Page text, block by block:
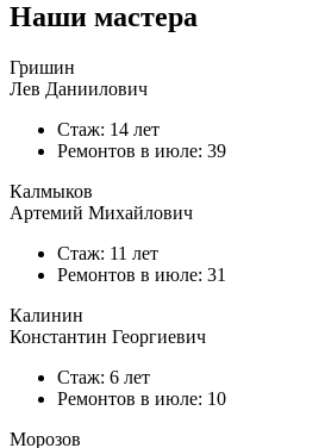
Наши мастера
Гришин
Лев Даниилович
Стаж: 14 лет
Ремонтов в июле: 39
Калмыков
Артемий Михайлович
Стаж: 11 лет
Ремонтов в июле: 31
Калинин
Константин Георгиевич
Стаж: 6 лет
Ремонтов в июле: 10
Морозов